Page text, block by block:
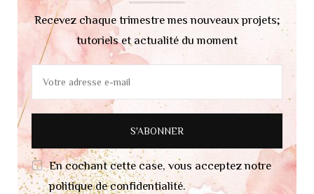
Recevez chaque trimestre mes nouveaux projets;
tutoriels et actualité du moment
En cochant cette case, vous acceptez notre
politique de confidentialité.